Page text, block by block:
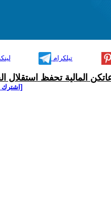
تيلكرام
المالية تحفظ استقلال
[اشترك